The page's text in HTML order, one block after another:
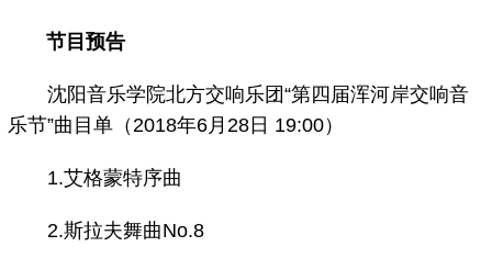
节目预告
沈阳音乐学院北方交响乐团“第四届浑河岸交响音
乐节”曲目单（2018年6月28日 19:00）
1.艾格蒙特序曲
2.斯拉夫舞曲No.8